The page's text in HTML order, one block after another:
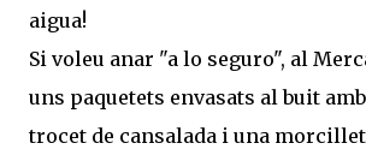
aigua!
Si voleu anar "a lo seguro", al
uns paquetets envasats al buit
trocet de cansalada i una